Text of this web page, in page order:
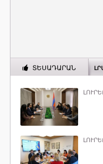
ՏԵՍԱԴԱՐԱՆ